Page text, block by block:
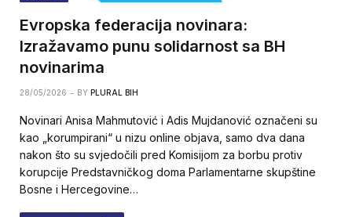
Evropska federacija novinara:
Izražavamo punu solidarnost sa BH
novinarima
28/05/2026 BY PLURAL BIH
Novinari Anisa Mahmutović i Adis Mujdanović označeni su
kao „korumpirani“ u nizu online objava, samo dva dana
nakon što su svjedočili pred Komisijom za borbu protiv
korupcije Predstavničkog doma Parlamentarne skupštine
Bosne i Hercegovine…